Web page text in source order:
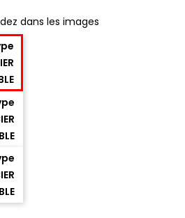
dans les images